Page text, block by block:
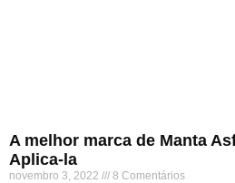
A melhor marca de Manta
Aplica-la
novembro 3, 2022 8 Comentários